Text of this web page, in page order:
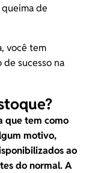
de
você tem
de sucesso na
que tem como
motivo,
ao
do normal. A